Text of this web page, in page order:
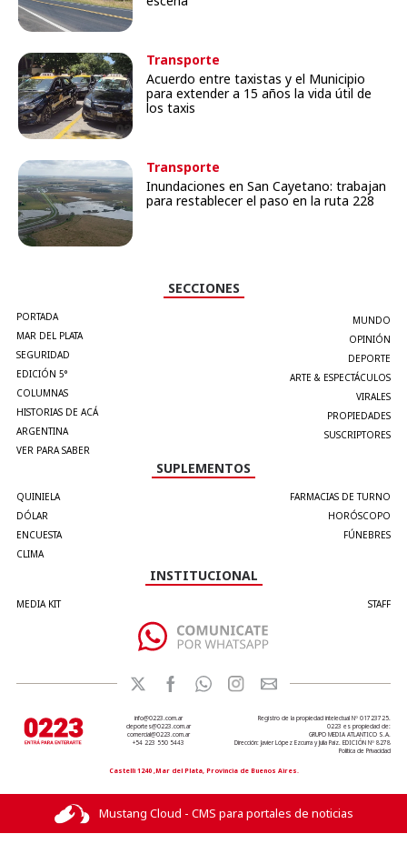
Transporte
Acuerdo entre taxistas y el Municipio
para extender a 15 años la vida útil de
los taxis
Transporte
Inundaciones en San Cayetano: trabajan
para restablecer el paso en la ruta 228
SECCIONES
PORTADA
MAR DEL PLATA
SEGURIDAD
EDICIÓN 5°
COLUMNAS
HISTORIAS DE ACÁ
ARGENTINA
VER PARA SABER
MUNDO
OPINIÓN
DEPORTE
ARTE & ESPECTÁCULOS
VIRALES
PROPIEDADES
SUSCRIPTORES
SUPLEMENTOS
QUINIELA
DÓLAR
ENCUESTA
CLIMA
FARMACIAS DE TURNO
HORÓSCOPO
FÚNEBRES
INSTITUCIONAL
MEDIA KIT STAFF
info@0223.com.ar
deportes@0223.com.ar
comercial@0223.com.ar
+54 223 550 5443
Registro de la propiedad intelectual Nº 01723725.
0223 es propiedad de:
GRUPO MEDIA ATLANTICO S.A.
Dirección: Javier López Ezcurra y Julia Paiz. EDICIÓN Nº 8278
Política de Privacidad
Castelli 1240 ,Mar del Plata, Provincia de Buenos Aires.
Mustang Cloud - CMS para portales de noticias